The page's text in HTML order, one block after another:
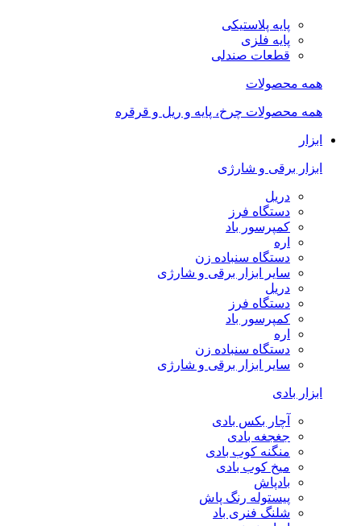
پایه پلاستیکی
پایه فلزی
قطعات صندلی
همه محصولات
همه محصولات چرخ، پایه و ریل و قرقره
ابزار
ابزار برقی و شارژی
دریل
دستگاه فرز
کمپرسور باد
اره
دستگاه سنباده زن
سایر ابزار برقی و شارژی
دریل
دستگاه فرز
کمپرسور باد
اره
دستگاه سنباده زن
سایر ابزار برقی و شارژی
ابزار بادی
آچار بکس بادی
جغجغه بادی
منگنه کوب بادی
میخ کوب بادی
بادپاش
پیستوله رنگ پاش
شلنگ فنری باد